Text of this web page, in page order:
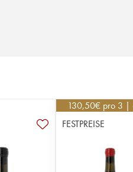
130,50€ pro 3 |
FESTPREISE